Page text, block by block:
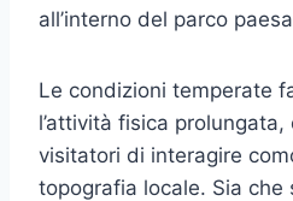
all’interno del parco
Le condizioni temperate
l’attività fisica
visitatori di interagire
topografia locale. Sia